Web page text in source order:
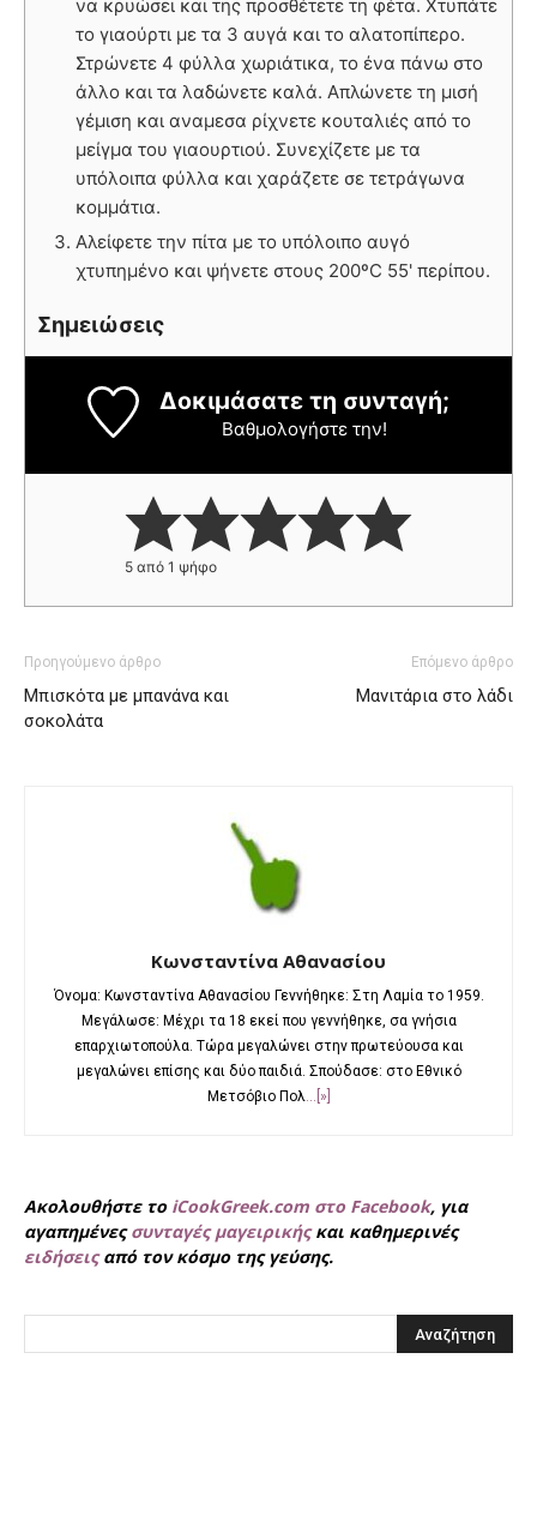
να κρυώσει και της προσθέτετε τη φέτα. Χτυπάτε
το γιαούρτι με τα 3 αυγά και το αλατοπίπερο.
Στρώνετε 4 φύλλα χωριάτικα, το ένα πάνω στο
άλλο και τα λαδώνετε καλά. Απλώνετε τη μισή
γέμιση και αναμεσα ρίχνετε κουταλιές από το
μείγμα του γιαουρτιού. Συνεχίζετε με τα
υπόλοιπα φύλλα και χαράζετε σε τετράγωνα
κομμάτια.
Αλείφετε την πίτα με το υπόλοιπο αυγό
χτυπημένο και ψήνετε στους 200ºC 55' περίπου.
Σημειώσεις
Δοκιμάσατε τη συνταγή;
Βαθμολογήστε την!
5 από 1 ψήφο
Προηγούμενο άρθρο
Μπισκότα με μπανάνα και
σοκολάτα
Επόμενο άρθρο
Μανιτάρια στο λάδι
Κωνσταντίνα Αθανασίου
Όνομα: Κωνσταντίνα Αθανασίου Γεννήθηκε: Στη Λαμία το 1959.
Μεγάλωσε: Μέχρι τα 18 εκεί που γεννήθηκε, σα γνήσια
επαρχιωτοπούλα. Τώρα μεγαλώνει στην πρωτεύουσα και
μεγαλώνει επίσης και δύο παιδιά. Σπούδασε: στο Εθνικό
Μετσόβιο Πολ...[»]
Ακολουθήστε το iCookGreek.com στο Facebook, για
αγαπημένεςσυνταγές μαγειρικήςκαι καθημερινές
ειδήσειςαπό τον κόσμο της γεύσης.